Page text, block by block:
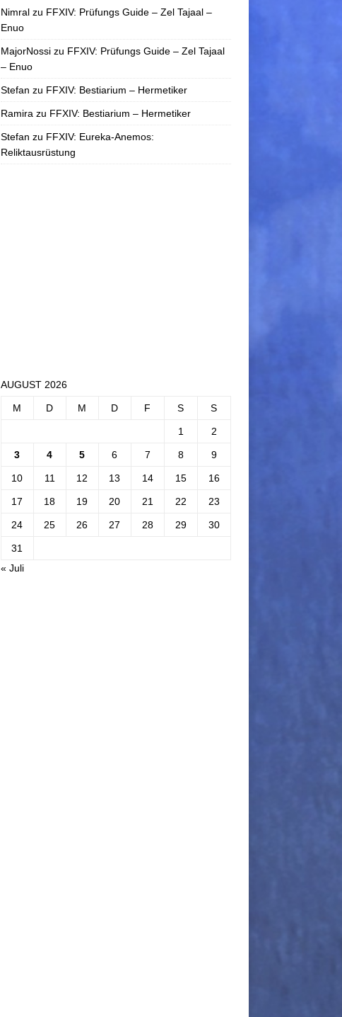
Nimralzu FFXIV: Prüfungs Guide – Zel Tajaal –
Enuo
MajorNossizu FFXIV: Prüfungs Guide – Zel Tajaal
– Enuo
Stefan zu FFXIV: Bestiarium – Hermetiker
Ramira zu FFXIV: Bestiarium – Hermetiker
Stefan zu FFXIV: Eureka-Anemos:
Reliktausrüstung
AUGUST 2026
M D M D F S S
1 2
3 4 5 6 7 8 9
10 11 12 13 14 15 16
17 18 19 20 21 22 23
24 25 26 27 28 29 30
31
« Juli